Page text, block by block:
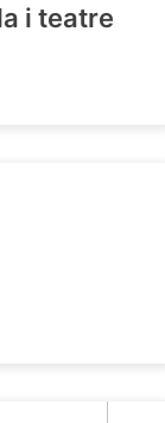
i teatre